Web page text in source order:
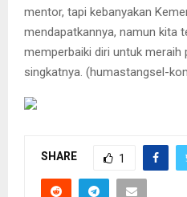
mentor, tapi kebanyakan
mendapatkannya, namun kita
memperbaiki diri untuk meraih
singkatnya. (humastangsel-
SHARE 1